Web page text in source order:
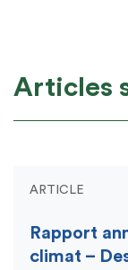
Articles
ARTICLE
Rapport
climat –